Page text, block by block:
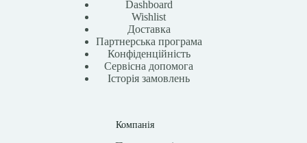
Dashboard
Wishlist
Доставка
Партнерська програма
Конфіденційність
Сервісна допомога
Історія замовлень
Компанія